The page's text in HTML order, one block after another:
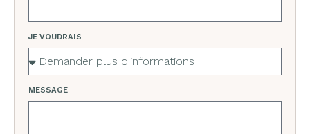
JE VOUDRAIS
MESSAGE